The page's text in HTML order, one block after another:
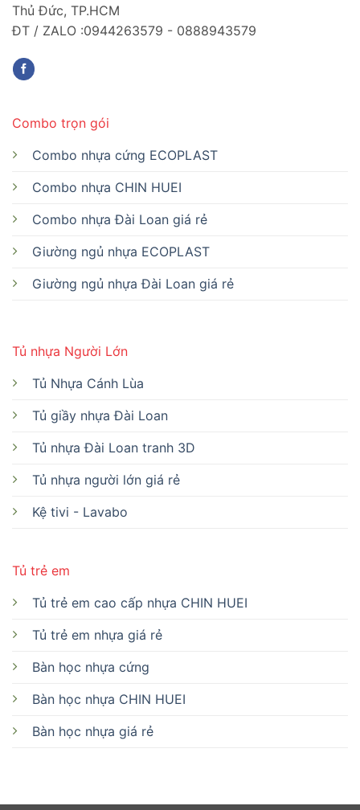
Thủ Đức, TP.HCM
ĐT / ZALO :0944263579 - 0888943579
Tủ nhựa Người Lớn
Tủ Nhựa Cánh Lùa
Tủ giầy nhựa Đài Loan
Tủ nhựa Đài Loan tranh 3D
Tủ nhựa người lớn giá rẻ
Kệ tivi - Lavabo
Tủ trẻ em
Tủ trẻ em cao cấp nhựa CHIN HUEI
Tủ trẻ em nhựa giá rẻ
Bàn học nhựa cứng
Bàn học nhựa CHIN HUEI
Bàn học nhựa giá rẻ
Combo trọn gói
Combo nhựa cứng ECOPLAST
Combo nhựa CHIN HUEI
Combo nhựa Đài Loan giá rẻ
Giường ngủ nhựa ECOPLAST
Giường ngủ nhựa Đài Loan giá rẻ